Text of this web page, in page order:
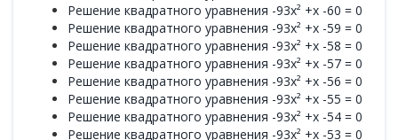
Решение квадратного уравнения -93x² +x -60 = 0
Решение квадратного уравнения -93x² +x -59 = 0
Решение квадратного уравнения -93x² +x -58 = 0
Решение квадратного уравнения -93x² +x -57 = 0
Решение квадратного уравнения -93x² +x -56 = 0
Решение квадратного уравнения -93x² +x -55 = 0
Решение квадратного уравнения -93x² +x -54 = 0
Решение квадратного уравнения -93x² +x -53 = 0